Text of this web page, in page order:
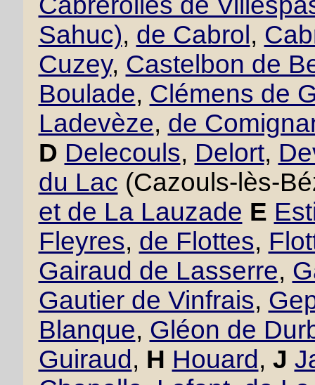
Sahuc), de Cabrol ,
Cuzey, Castelbon de
Boulade, Clémens de
Ladevèze, de
D Delecouls, Delort,
du Lac (Cazouls-lès-
et de La Lauzade E
Fleyres, de Flottes,
Gairaud de Lasserre,
Gautier de Vinfrais,
Blanque, Gléon de
Guiraud , H Houard , J